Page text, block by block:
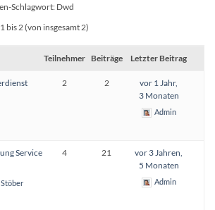
Schlagwort: Dwd
bis 2 (von insgesamt 2)
Teilnehmer Beiträge Letzter Beitrag
2 2
vor 1 Jahr,
3 Monaten
Admin
Service 4 21
vor 3 Jahren,
5 Monaten
Admin